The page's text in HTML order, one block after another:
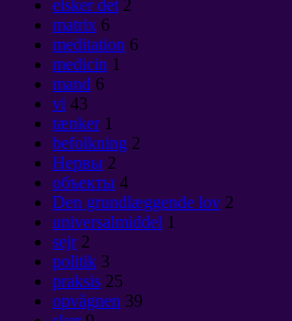
elsker det 2
matrix 6
meditation 6
medicin 1
mand 6
vi 43
tænker 1
befolkning 2
Нервы 2
объекты 4
Den grundlæggende lov 2
universalmiddel 1
sejr 2
politik 3
praksis 25
opvågnen 39